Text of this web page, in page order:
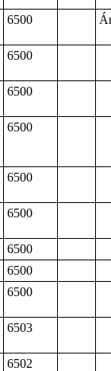
6500
6500
6500
6500
6500
6500
6500
6500
6500
6503
6502